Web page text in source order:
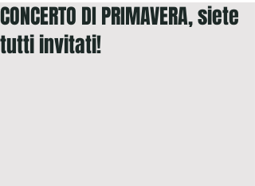
CONCERTO DI PRIMAVERA, siete
tutti invitati!